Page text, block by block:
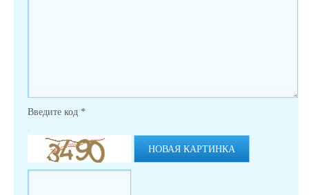
Введите код *
НОВАЯ КАРТИНКА